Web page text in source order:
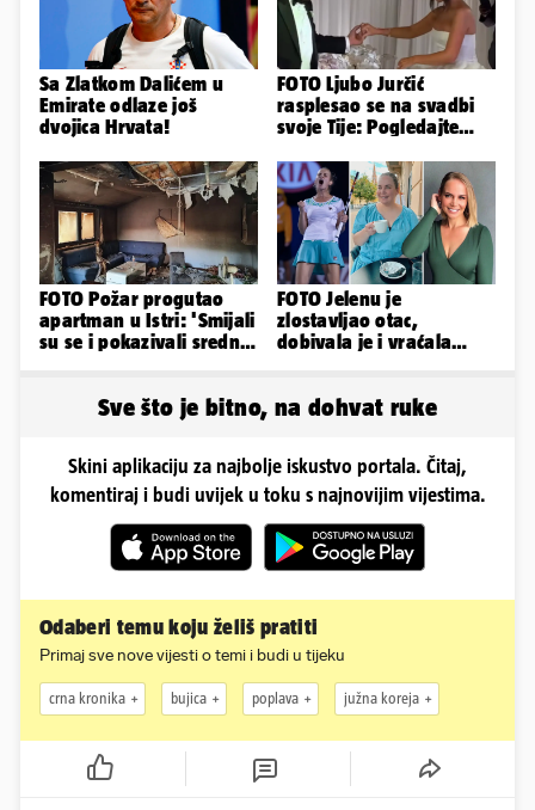
Sa Zlatkom Dalićem u
Emirate odlaze još
dvojica Hrvata!
FOTO Ljubo Jurčić
rasplesao se na svadbi
svoje Tije: Pogledajte
vjenčanje...
FOTO Požar progutao
apartman u Istri: 'Smijali
su se i pokazivali srednji
FOTO Jelenu je
zlostavljao otac,
dobivala je i vraćala
Sve što je bitno, na dohvat ruke
Skini aplikaciju za najbolje iskustvo portala. Čitaj,
komentiraj i budi uvijek u toku s najnovijim vijestima.
Odaberi temu koju želiš pratiti
Primaj sve nove vijesti o temi i budi u tijeku
crna kronika bujica poplava južna koreja